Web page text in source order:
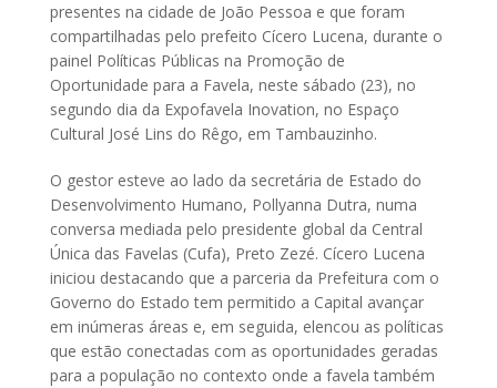
presentes na cidade de João Pessoa e que foram
compartilhadas pelo prefeito Cícero Lucena, durante o
painel Políticas Públicas na Promoção de
Oportunidade para a Favela, neste sábado (23), no
segundo dia da Expofavela Inovation, no Espaço
Cultural José Lins do Rêgo, em Tambauzinho.
O gestor esteve ao lado da secretária de Estado do
Desenvolvimento Humano, Pollyanna Dutra, numa
conversa mediada pelo presidente global da Central
Única das Favelas (Cufa), Preto Zezé. Cícero Lucena
iniciou destacando que a parceria da Prefeitura com o
Governo do Estado tem permitido a Capital avançar
em inúmeras áreas e, em seguida, elencou as políticas
que estão conectadas com as oportunidades geradas
para a população no contexto onde a favela também